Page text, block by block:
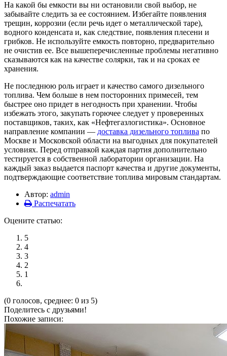
На какой бы емкости вы ни остановили свой выбор, не
забывайте следить за ее состоянием. Избегайте появления
трещин, коррозии (если речь идет о металлической таре),
водного конденсата и, как следствие, появления плесени и
грибков. Не используйте емкость повторно, предварительно
не очистив ее. Все вышеперечисленные проблемы негативно
сказываются как на качестве солярки, так и на сроках ее
хранения.
Не последнюю роль играет и качество самого дизельного
топлива. Чем больше в нем посторонних примесей, тем
быстрее оно придет в негодность при хранении. Чтобы
избежать этого, закупать горючее следует у проверенных
поставщиков, таких, как «Нефтегазлогистика». Основное
направление компании — доставка дизельного топлива по
Москве и Московской области на выгодных для покупателей
условиях. Перед отправкой каждая партия дополнительно
тестируется в собственной лаборатории организации. На
каждый заказ выдается паспорт качества и другие документы,
подтверждающие соответствие топлива мировым стандартам.
Автор: admin
Распечатать
Оцените статью:
5
4
3
2
1
(0 голосов, среднее: 0 из 5)
Поделитесь с друзьями!
Похожие записи: